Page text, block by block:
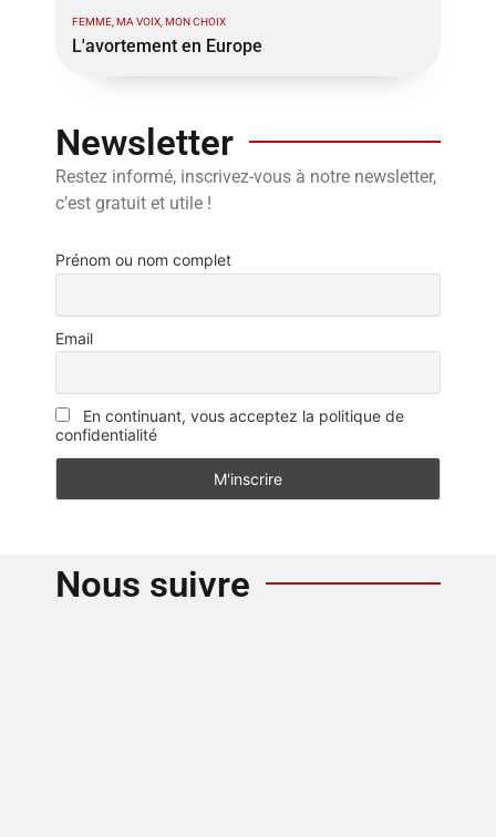
FEMME, MA VOIX, MON CHOIX
L'avortement en Europe
Newsletter
Restez informé, inscrivez-vous à notre newsletter,
c’est gratuit et utile !
Prénom ou nom complet
Email
En continuant, vous acceptez la politique de
confidentialité
Nous suivre